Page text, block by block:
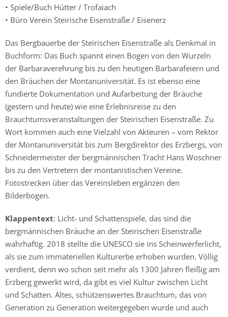
• Spiele/Buch Hütter / Trofaiach
• Büro Verein Steirische Eisenstraße / Eisenerz
Das Bergbauerbe der Steirischen Eisenstraße als Denkmal in
Buchform: Das Buch spannt einen Bogen von den Wurzeln
der Barbaraverehrung bis zu den heutigen Barbarafeiern und
den Bräuchen der Montanuniversität. Es ist ebenso eine
fundierte Dokumentation und Aufarbeitung der Bräuche
(gestern und heute) wie eine Erlebnisreise zu den
Brauchtumsveranstaltungen der Steirischen Eisenstraße. Zu
Wort kommen auch eine Vielzahl von Akteuren – vom Rektor
der Montanuniversität bis zum Bergdirektor des Erzbergs, von
Schneidermeister der bergmännischen Tracht Hans Woschner
bis zu den Vertretern der montanistischen Vereine.
Fotostrecken über das Vereinsleben ergänzen den
Bilderbogen.
Klappentext: Licht- und Schattenspiele, das sind die
bergmännischen Bräuche an der Steirischen Eisenstraße
wahrhaftig. 2018 stellte die UNESCO sie ins Scheinwerferlicht,
als sie zum immateriellen Kulturerbe erhoben wurden. Völlig
verdient, denn wo schon seit mehr als 1300 Jahren fleißig am
Erzberg gewerkt wird, da gibt es viel Kultur zwischen Licht
und Schatten. Altes, schützenswertes Brauchtum, das von
Generation zu Generation weitergegeben wurde und auch